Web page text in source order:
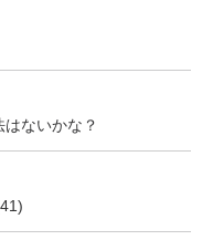
ないかな？